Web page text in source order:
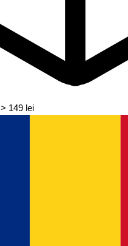
> 149 lei